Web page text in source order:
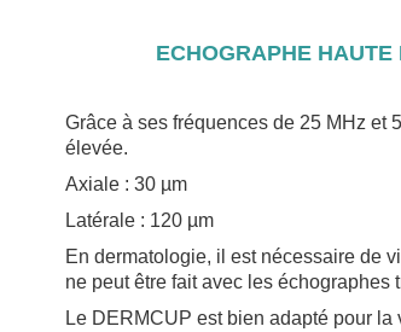
ECHOGRAPHE
Grâce à ses fréquences de 25 MHz et
élevée.
Axiale : 30 µm
Latérale : 120 µm
En dermatologie, il est nécessaire de
ne peut être fait avec les
Le DERMCUP est bien adapté pour